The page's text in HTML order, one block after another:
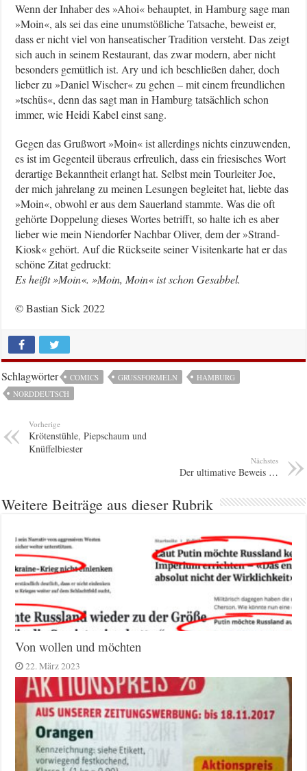
Wenn der Inhaber des »Ahoi« behauptet, in Hamburg sage man
»Moin«, als sei das eine unumstößliche Tatsache, beweist er,
dass er nicht viel von hanseatischer Tradition versteht. Das zeigt
sich auch in seinem Restaurant, das zwar modern, aber nicht
besonders gemütlich ist. Ary und ich beschließen daher, doch
lieber zu »Daniel Wischer« zu gehen – mit einem freundlichen
»tschüs«, denn das sagt man in Hamburg tatsächlich schon
immer, wie Heidi Kabel einst sang.
Gegen das Grußwort »Moin« ist allerdings nichts einzuwenden,
es ist im Gegenteil überaus erfreulich, dass ein friesisches Wort
derartige Bekanntheit erlangt hat. Selbst mein Tourleiter Joe,
der mich jahrelang zu meinen Lesungen begleitet hat, liebte das
»Moin«, obwohl er aus dem Sauerland stammte. Was die oft
gehörte Doppelung dieses Wortes betrifft, so halte ich es aber
lieber wie mein Niendorfer Nachbar Oliver, dem der »Strand-
Kiosk« gehört. Auf die Rückseite seiner Visitenkarte hat er das
schöne Zitat gedruckt:
Es heißt »Moin«. »Moin, Moin« ist schon Gesabbel.
© Bastian Sick 2022
Schlagwörter COMICS GRUSSFORMELN
HAMBURG
NORDDEUTSCH
Vorherige
Krötenstühle, Piepschaum und
Knüffelbiester
Nächstes
Der ultimative Beweis …
Weitere Beiträge aus dieser Rubrik
Von wollen und möchten
22. März 2023